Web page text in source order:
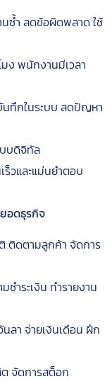
ซ้ำ ลดข้อผิดพลาด ใช้
มง พนักงานมีเวลา
นทึกในระบบ ลดปัญหา
บดิจิทัล
วและแม่นยำตอบ
อดธุรกิจ
ติดตามลูกค้า จัดการ
ำระเงิน ทำรายงาน
ลา จ่ายเงินเดือน ฝึก
จัดการสต็อก